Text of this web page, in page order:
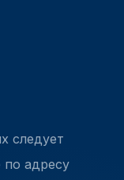
следует
адресу